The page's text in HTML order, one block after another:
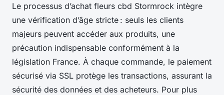
Le processus d’achat fleurs cbd Stormrock intègre
une vérification d’âge stricte : seuls les clients
majeurs peuvent accéder aux produits, une
précaution indispensable conformément à la
législation France. À chaque commande, le paiement
sécurisé via SSL protège les transactions, assurant la
sécurité des données et des acheteurs. Pour plus